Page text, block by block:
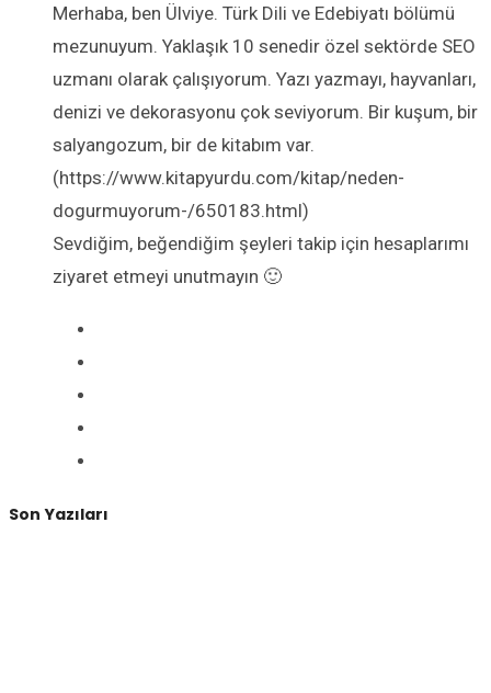
Merhaba, ben Ülviye. Türk Dili ve Edebiyatı bölümü
mezunuyum. Yaklaşık 10 senedir özel sektörde SEO
uzmanı olarak çalışıyorum. Yazı yazmayı, hayvanları,
denizi ve dekorasyonu çok seviyorum. Bir kuşum, bir
salyangozum, bir de kitabım var.
(https://www.kitapyurdu.com/kitap/neden-
dogurmuyorum-/650183.html)
Sevdiğim, beğendiğim şeyleri takip için hesaplarımı
ziyaret etmeyi unutmayın 🙂
Son Yazıları